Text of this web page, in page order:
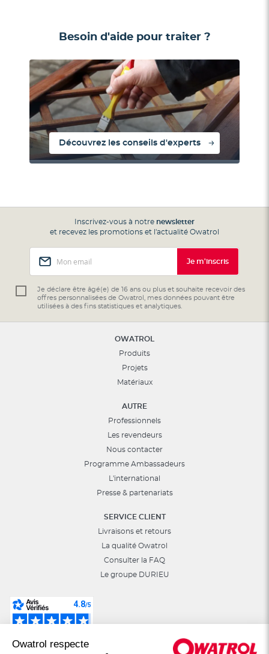
Owatrol respecte
Besoin d'aide pour traiter ?
Découvrez les conseils d'experts
Inscrivez-vous à notre newsletter
et recevez les promotions et l'actualité Owatrol
notre
lettre
d’information
Je m'inscris
Je déclare être âgé(e) de 16 ans ou plus et souhaite recevoir des
offres personnalisées de Owatrol, mes données pouvant être
utilisées à des fins statistiques et analytiques.
OWATROL
Produits
Projets
Matériaux
AUTRE
Professionnels
Les revendeurs
Nous contacter
Programme Ambassadeurs
L'international
Presse & partenariats
SERVICE CLIENT
Livraisons et retours
La qualité Owatrol
Consulter la FAQ
Le groupe DURIEU
Suivez-nous sur les réseaux sociaux :